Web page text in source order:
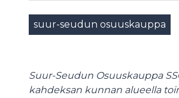
suur-seudun osuuskauppa
Suur-Seudun Osuuskauppa
kahdeksan kunnan alueella